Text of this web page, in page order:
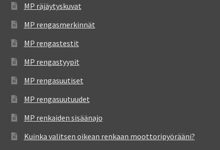
MP räjäytyskuvat
MP rengasmerkinnät
MP rengastestit
MP rengastyypit
MP rengasuutiset
MP rengasuutuudet
MP renkaiden sisäänajo
Kuinka valitsen oikean renkaan moottoripyörääni?